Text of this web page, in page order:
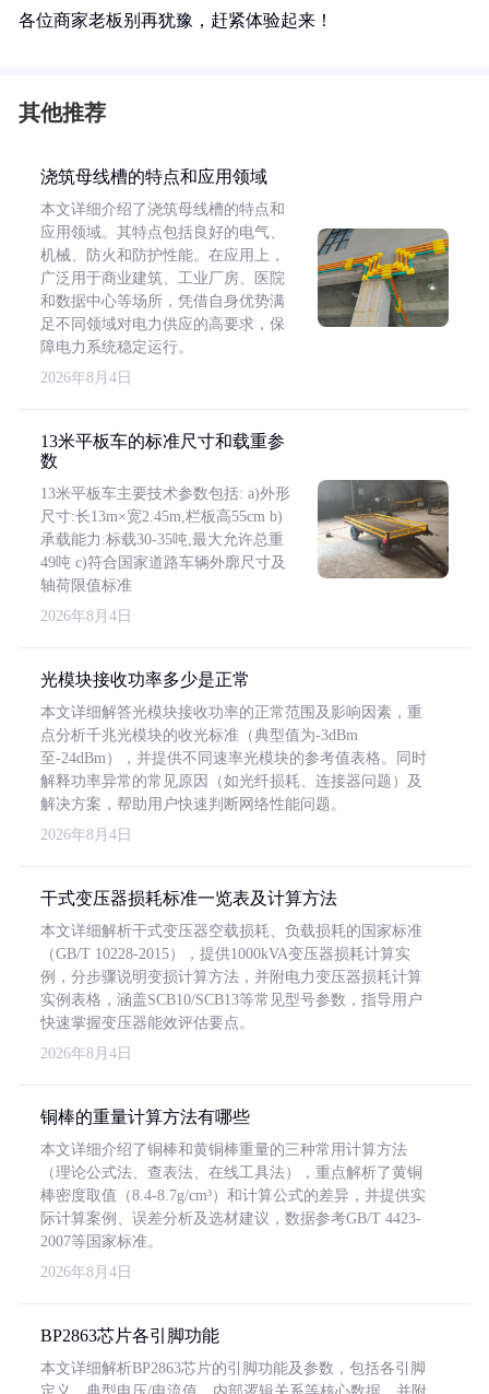
各位商家老板别再犹豫，赶紧体验起来！
其他推荐
浇筑母线槽的特点和应用领域
本文详细介绍了浇筑母线槽的特点和
应用领域。其特点包括良好的电气、
机械、防火和防护性能。在应用上，
广泛用于商业建筑、工业厂房、医院
和数据中心等场所，凭借自身优势满
足不同领域对电力供应的高要求，保
障电力系统稳定运行。
2026年8月4日
13米平板车的标准尺寸和载重参
数
13米平板车主要技术参数包括: a)外形
尺寸:长13m×宽2.45m,栏板高55cm b)
承载能力:标载30-35吨,最大允许总重
49吨 c)符合国家道路车辆外廓尺寸及
轴荷限值标准
2026年8月4日
光模块接收功率多少是正常
本文详细解答光模块接收功率的正常范围及影响因素，重
点分析千兆光模块的收光标准（典型值为-3dBm
至-24dBm），并提供不同速率光模块的参考值表格。同时
解释功率异常的常见原因（如光纤损耗、连接器问题）及
解决方案，帮助用户快速判断网络性能问题。
2026年8月4日
干式变压器损耗标准一览表及计算方法
本文详细解析干式变压器空载损耗、负载损耗的国家标准
（GB/T 10228-2015），提供1000kVA变压器损耗计算实
例，分步骤说明变损计算方法，并附电力变压器损耗计算
实例表格，涵盖SCB10/SCB13等常见型号参数，指导用户
快速掌握变压器能效评估要点。
2026年8月4日
铜棒的重量计算方法有哪些
本文详细介绍了铜棒和黄铜棒重量的三种常用计算方法
（理论公式法、查表法、在线工具法），重点解析了黄铜
棒密度取值（8.4-8.7g/cm³）和计算公式的差异，并提供实
际计算案例、误差分析及选材建议，数据参考GB/T 4423-
2007等国家标准。
2026年8月4日
BP2863芯片各引脚功能
本文详细解析BP2863芯片的引脚功能及参数，包括各引脚